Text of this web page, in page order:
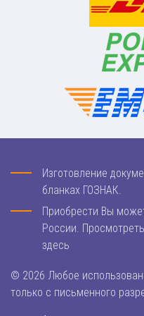
Изготовление
бланках ГОЗНАК.
Приобрести Вы
России.
здесь
© 2026 Любое
только с письменного